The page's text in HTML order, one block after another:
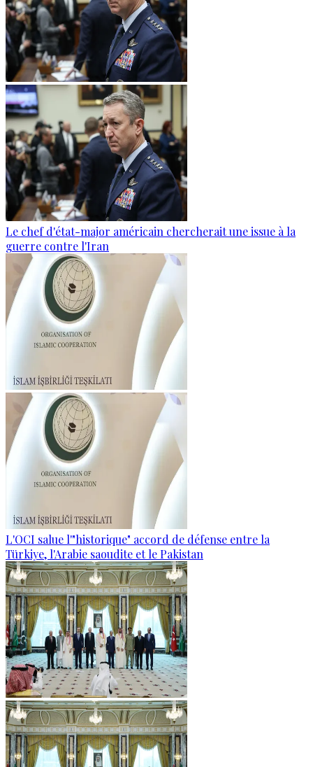
Le chef d'état-major américain chercherait une issue à la
guerre contre l'Iran
L'OCI salue l'"historique" accord de défense entre la
Türkiye, l'Arabie saoudite et le Pakistan